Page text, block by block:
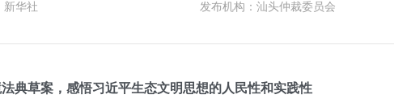
新华社 发布机构：汕头仲裁委员会
典草案，感悟习近平生态文明思想的人民性和实践性